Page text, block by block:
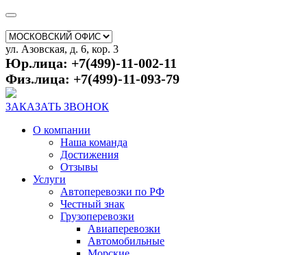
ул. Азовская, д. 6, кор. 3
Юр.лица: +7(499)-11-002-11
Физ.лица: +7(499)-11-093-79
ЗАКАЗАТЬ ЗВОНОК
О компании
Наша команда
Достижения
Отзывы
Услуги
Автоперевозки по РФ
Честный знак
Грузоперевозки
Авиаперевозки
Автомобильные